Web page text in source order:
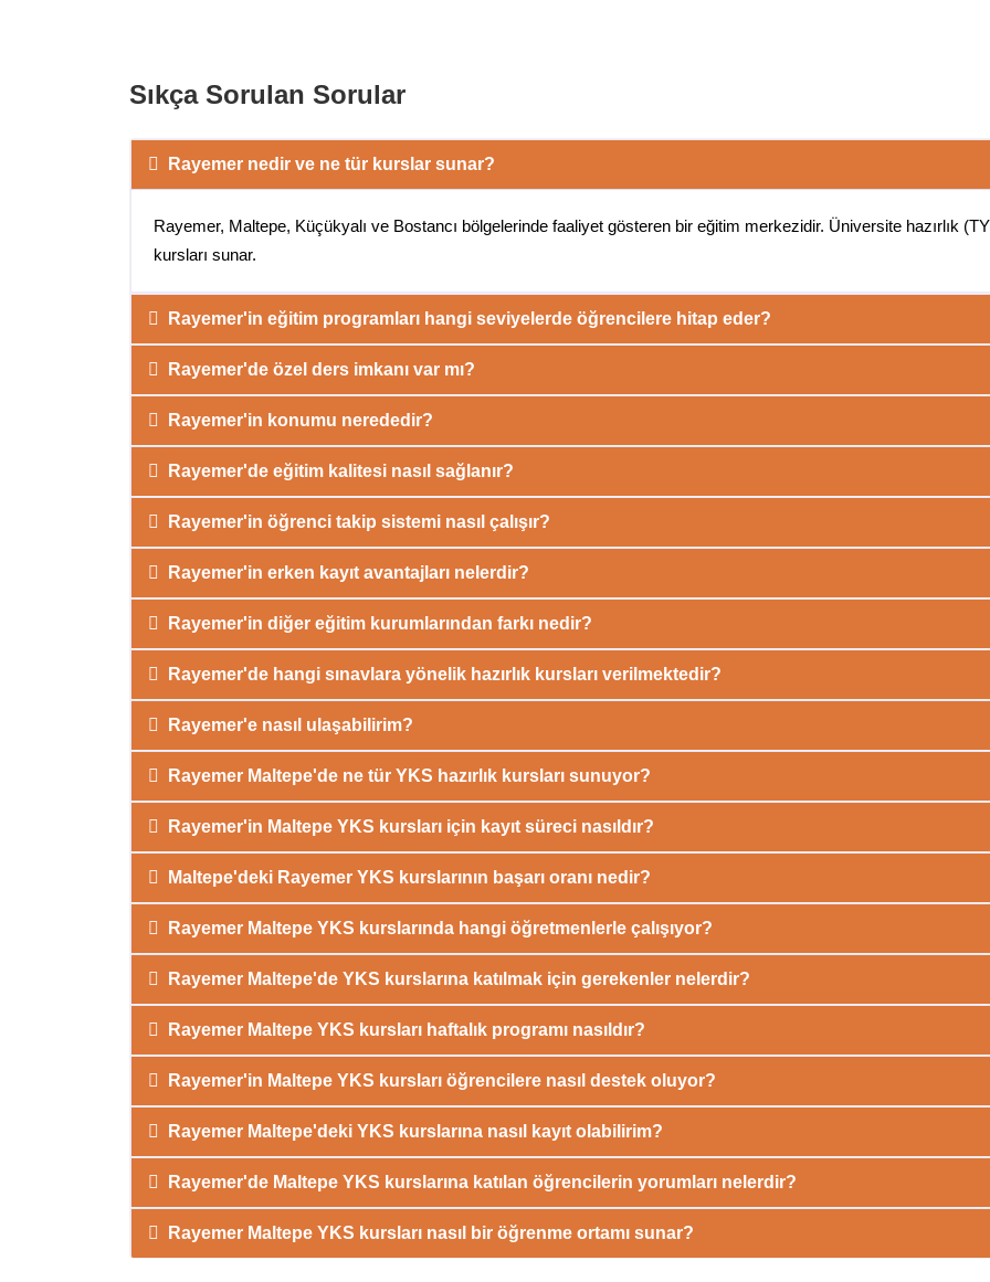
Sıkça Sorulan Sorular
Rayemer nedir ve ne tür kurslar sunar?
Rayemer, Maltepe, Küçükyalı ve Bostancı bölgelerinde faaliyet gösteren bir eğitim merkezidir. Üniversite hazırlık
kursları sunar.
Rayemer'in eğitim programları hangi seviyelerde öğrencilere hitap eder?
Rayemer'de özel ders imkanı var mı?
Rayemer'in konumu nerededir?
Rayemer'de eğitim kalitesi nasıl sağlanır?
Rayemer'in öğrenci takip sistemi nasıl çalışır?
Rayemer'in erken kayıt avantajları nelerdir?
Rayemer'in diğer eğitim kurumlarından farkı nedir?
Rayemer'de hangi sınavlara yönelik hazırlık kursları verilmektedir?
Rayemer'e nasıl ulaşabilirim?
Rayemer Maltepe'de ne tür YKS hazırlık kursları sunuyor?
Rayemer'in Maltepe YKS kursları için kayıt süreci nasıldır?
Maltepe'deki Rayemer YKS kurslarının başarı oranı nedir?
Rayemer Maltepe YKS kurslarında hangi öğretmenlerle çalışıyor?
Rayemer Maltepe'de YKS kurslarına katılmak için gerekenler nelerdir?
Rayemer Maltepe YKS kursları haftalık programı nasıldır?
Rayemer'in Maltepe YKS kursları öğrencilere nasıl destek oluyor?
Rayemer Maltepe'deki YKS kurslarına nasıl kayıt olabilirim?
Rayemer'de Maltepe YKS kurslarına katılan öğrencilerin yorumları nelerdir?
Rayemer Maltepe YKS kursları nasıl bir öğrenme ortamı sunar?